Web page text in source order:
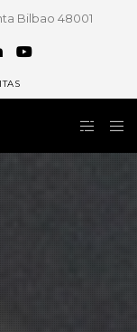
Bilbao 48001